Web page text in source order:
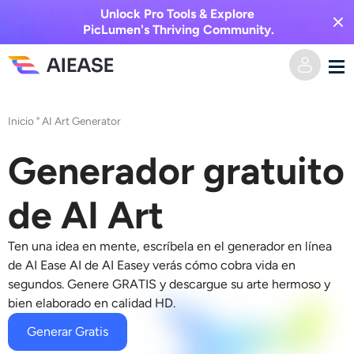
Unlock Pro Tools & Explore
PicLumen's Thriving Community.
Imagen a video
Efectos de video
Generador de besos de IA
Imagen AI
Imagen a imagen
Texto a imagen
Herramientas de IA
Editor y creador de fotos
Precios
Inicio "AI Art Generator
Generador gratuito
de AI Art
Ten una idea en mente, escríbela en el generador en línea
de AI Ease AI de AI Easey verás cómo cobra vida en
segundos. Genere GRATIS y descargue su arte hermoso y
bien elaborado en calidad HD.
Generar Gratis